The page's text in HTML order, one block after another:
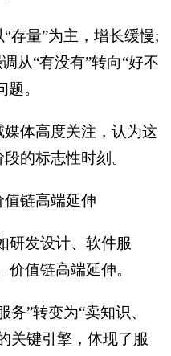
存量”为主，增长缓慢;
从“有没有”转向“好不
。
体高度关注，认为这
的标志性时刻。
链高端延伸
研发设计、软件服
值链高端延伸。
”转变为“卖知识、
关键引擎，体现了服